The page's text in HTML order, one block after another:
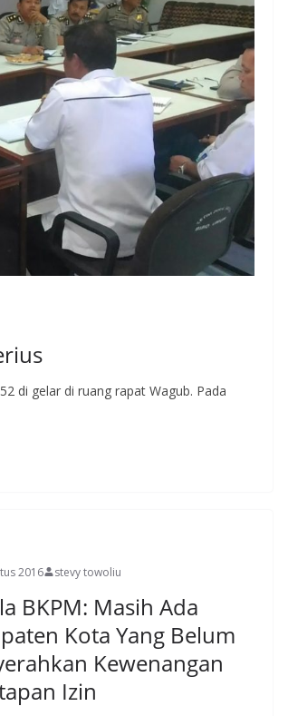
di gelar di ruang rapat Wagub. Pada
2016 stevy towoliu
BKPM: Masih Ada
Kota Yang Belum
Kewenangan
Izin